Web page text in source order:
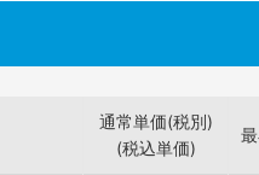
通常単価(税別)
(税込単価)